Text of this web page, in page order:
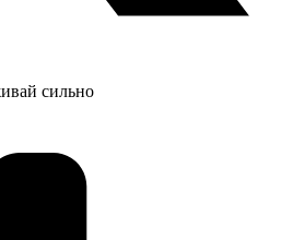
сильно